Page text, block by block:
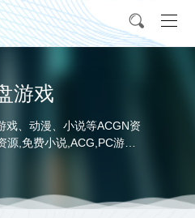
游戏
戏、动漫、小说等ACGN资
源,免费小说,ACG,PC游
动画电影,动画片,全本小说,
网盘下载